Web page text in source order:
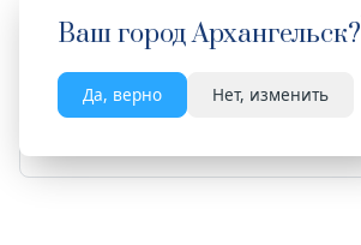
Ваш городАрхангельск?
Да, верно Нет, изменить
Весь сайт